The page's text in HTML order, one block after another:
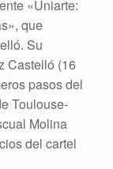
«Uniarte:
que
Su
Castelló (16
pasos del
Toulouse-
Molina
del cartel